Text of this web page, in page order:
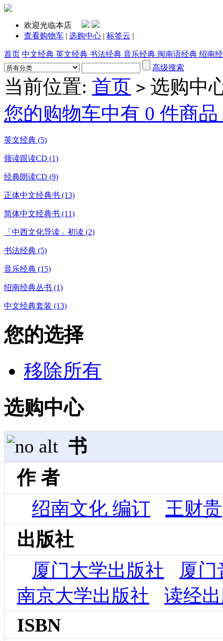
欢迎光临本店
查看购物车 | 选购中心 | 标签云 |
首页 中文经典 英文经典 书法经典 音乐经典 闽南语经典 绍南
高级搜索
当前位置: 首页 > 选购中
您的购物车中有 0 件商
英文经典 (5)
领读跟读CD (1)
经典朗读CD (9)
正体中文经典书 (13)
简体中文经典书 (11)
「中西文化导读」初读 (2)
书法经典 (5)
音乐经典 (15)
绍南经典丛书 (1)
中文经典套装 (13)
您的选择
移除所有
选购中心
书
作 者
绍南文化 编订
王财贵
出版社
厦门大学出版社
厦
南京大学出版社
读经
ISBN